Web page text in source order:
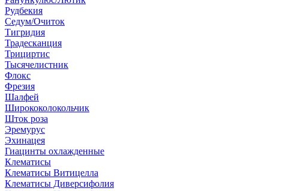
Рудбекия
Седум/Очиток
Тигридия
Традесканция
Трициртис
Тысячелистник
Флокс
Фрезия
Шалфей
Ширококолокольчик
Шток роза
Эремурус
Эхинацея
Гиацинты охлажденные
Клематисы
Клематисы Витицелла
Клематисы Диверсифолия